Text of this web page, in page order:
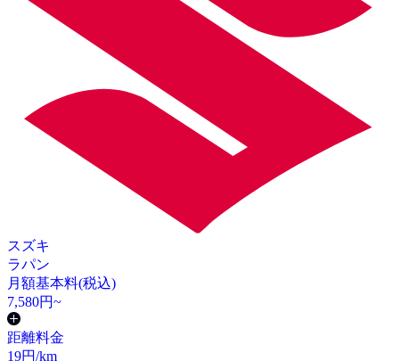
スズキ
ラパン
月額基本料(税込)
7,580円~
距離料金
19円/km